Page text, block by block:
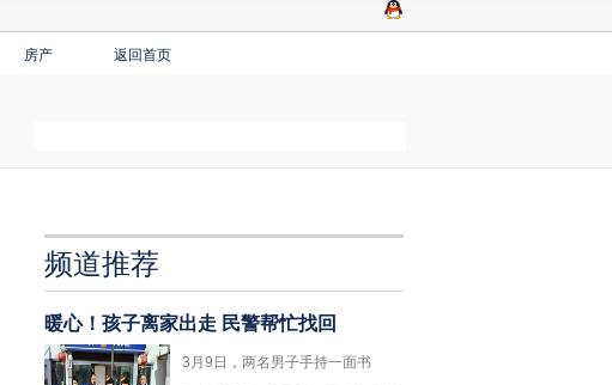
房产 返回首页
频道推荐
暖心！孩子离家出走 民警帮忙找回
3月9日，两名男子手持一面书